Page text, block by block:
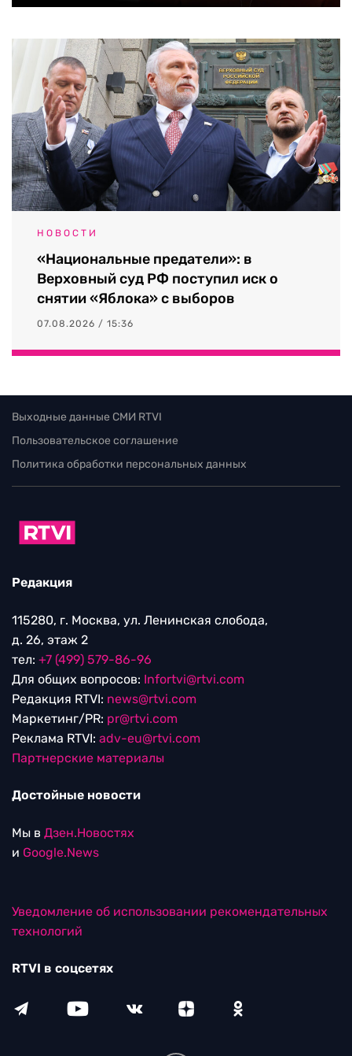
НОВОСТИ
«Национальные предатели»: в
Верховный суд РФ поступил иск о
снятии «Яблока» с выборов
07.08.2026 / 15:36
Выходные данные СМИ RTVI
Пользовательское соглашение
Политика обработки персональных данных
Редакция
115280, г. Москва, ул. Ленинская слобода,
д. 26, этаж 2
тел: +7 (499) 579-86-96
Для общих вопросов: Infortvi@rtvi.com
Редакция RTVI: news@rtvi.com
Маркетинг/PR: pr@rtvi.com
Реклама RTVI: adv-eu@rtvi.com
Партнерские материалы
Достойные новости
Мы в Дзен.Новостях
и Google.News
Уведомление об использовании рекомендательных
технологий
RTVI в соцсетях